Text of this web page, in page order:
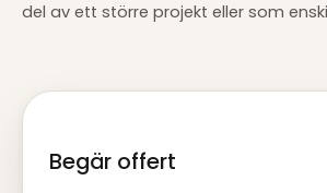
del av ett större projekt eller som
Begär offert